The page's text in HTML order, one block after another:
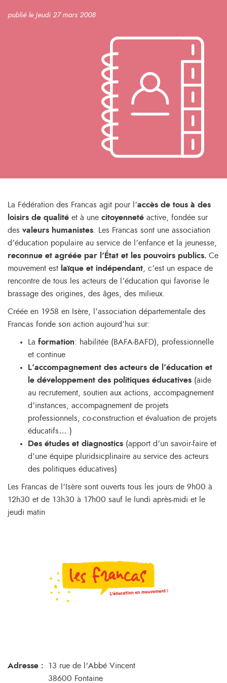
publié le Jeudi 27 mars 2008
La Fédération des Francas agit pour l’accès de tous à des
loisirs de qualité et à une citoyenneté active, fondée sur
des valeurs humanistes . Les Francas sont une association
d’éducation populaire au service de l’enfance et la jeunesse,
reconnue et agréée par l’État et les pouvoirs publics. Ce
mouvement est laïque et indépendant , c’est un espace de
rencontre de tous les acteurs de l’éducation qui favorise le
brassage des origines, des âges, des milieux.
Créée en 1958 en Isère, l’association départementale des
Francas fonde son action aujourd’hui sur:
La formation: habilitée (BAFA-BAFD), professionnelle
et continue
L’accompagnement des acteurs de l’éducation et
le développement des politiques éducatives (aide
au recrutement, soutien aux actions, accompagnement
d’instances, accompagnement de projets
professionnels, co-construction et évaluation de projets
éducatifs….)
Des études et diagnostics (apport d’un savoir-faire et
d’une équipe pluridsicplinaire au service des acteurs
des politiques éducatives)
Les Francas de l’Isère sont ouverts tous les jours de 9h00 à
12h30 et de 13h30 à 17h00 sauf le lundi après-midi et le
jeudi matin
Adresse :
13 rue de l'Abbé Vincent
38600 Fontaine